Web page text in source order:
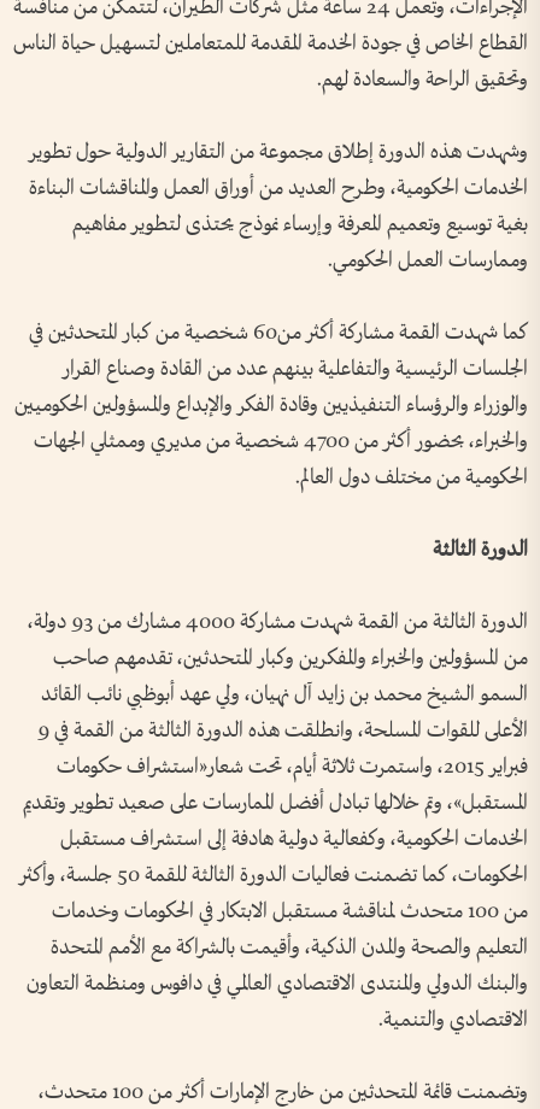
الإجراءات، وتعمل 24 ساعة مثل شركات الطيران، لتتمكن من منافسة
القطاع الخاص في جودة الخدمة المقدمة للمتعاملين لتسهيل حياة الناس
وتحقيق الراحة والسعادة لهم.
وشهدت هذه الدورة إطلاق مجموعة من التقارير الدولية حول تطوير
الخدمات الحكومية، وطرح العديد من أوراق العمل والمناقشات البناءة
بغية توسيع وتعميم المعرفة وإرساء نموذج يحتذى لتطوير مفاهيم
وممارسات العمل الحكومي.
كما شهدت القمة مشاركة أكثر من60 شخصية من كبار المتحدثين في
الجلسات الرئيسية والتفاعلية بينهم عدد من القادة وصناع القرار
والوزراء والرؤساء التنفيذيين وقادة الفكر والإبداع والمسؤولين الحكوميين
والخبراء، بحضور أكثر من 4700 شخصية من مديري وممثلي الجهات
الحكومية من مختلف دول العالم.
الدورة الثالثة
الدورة الثالثة من القمة شهدت مشاركة 4000 مشارك من 93 دولة،
من المسؤولين والخبراء والمفكرين وكبار المتحدثين، تقدمهم صاحب
السمو الشيخ محمد بن زايد آل نهيان، ولي عهد أبوظبي نائب القائد
الأعلى للقوات المسلحة، وانطلقت هذه الدورة الثالثة من القمة في 9
فبراير 2015، واستمرت ثلاثة أيام، تحت شعار«استشراف حكومات
المستقبل»، وتم خلالها تبادل أفضل الممارسات على صعيد تطوير وتقديم
الخدمات الحكومية، وكفعالية دولية هادفة إلى استشراف مستقبل
الحكومات، كما تضمنت فعاليات الدورة الثالثة للقمة 50 جلسة، وأكثر
من 100 متحدث لمناقشة مستقبل الابتكار في الحكومات وخدمات
التعليم والصحة والمدن الذكية، وأقيمت بالشراكة مع الأمم المتحدة
والبنك الدولي والمنتدى الاقتصادي العالمي في دافوس ومنظمة التعاون
الاقتصادي والتنمية.
وتضمنت قائمة المتحدثين من خارج الإمارات أكثر من 100 متحدث،